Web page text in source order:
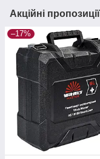
Акційні
–17%